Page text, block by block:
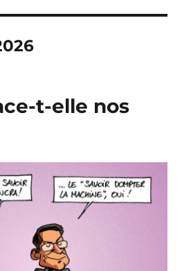
t-elle nos